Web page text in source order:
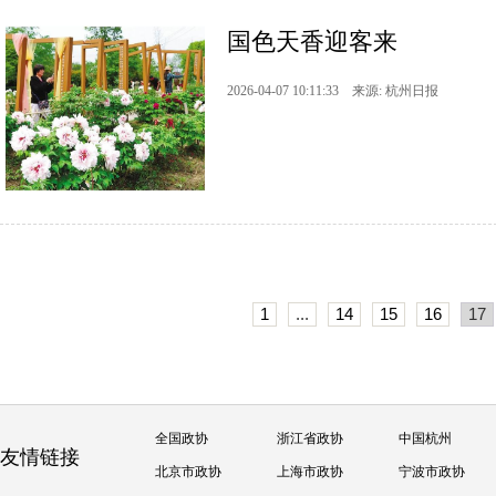
国色天香迎客来
2026-04-07 10:11:33 来源: 杭州日报
1 ... 14 15 16 17
友情链接
全国政协 浙江省政协 中国杭州
北京市政协 上海市政协 宁波市政协